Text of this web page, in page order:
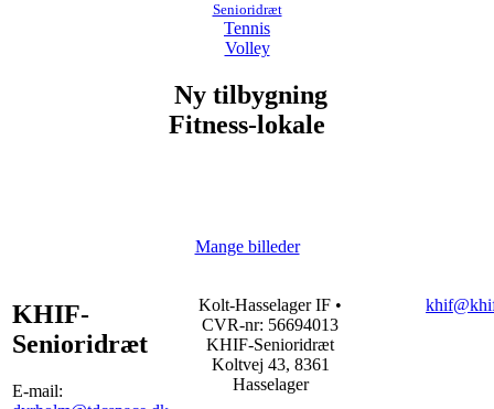
Senioridræt
Tennis
Volley
Ny tilbygning
Fitness-lokale
Mange billeder
KHIF-
Senioridræt
E-mail:
Kolt-Hasselager IF •
CVR-nr: 56694013
KHIF-Senioridræt
Koltvej 43, 8361
Hasselager